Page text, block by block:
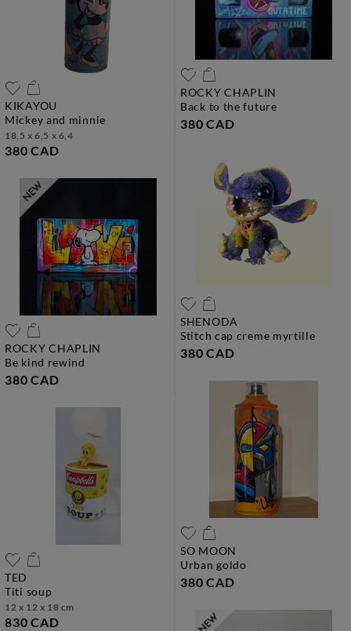
KIKAYOU
mickey and minnie
18,5 x 6,5 x 6,4
380 CAD
ROCKY CHAPLIN
back to the future
380 CAD
ROCKY CHAPLIN
be kind rewind
380 CAD
SHENODA
stitch cap creme myrtille
380 CAD
TED
titi soup
12 x 12 x 18 cm
830 CAD
SO MOON
urban goldo
380 CAD